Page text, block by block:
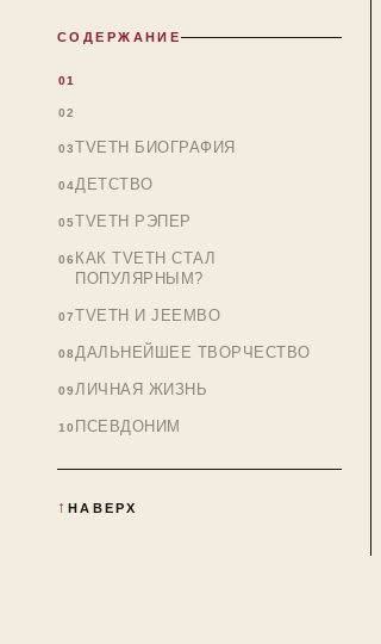
СОДЕРЖАНИЕ
TVETH БИОГРАФИЯ
ДЕТСТВО
TVETH РЭПЕР
КАК TVETH СТАЛ
ПОПУЛЯРНЫМ?
TVETH И JEEMBO
ДАЛЬНЕЙШЕЕ ТВОРЧЕСТВО
ЛИЧНАЯ ЖИЗНЬ
ПСЕВДОНИМ
НАВЕРХ